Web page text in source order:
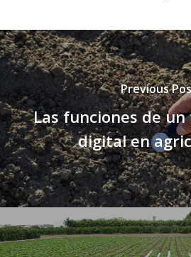
Previous
Las funciones de
digital en